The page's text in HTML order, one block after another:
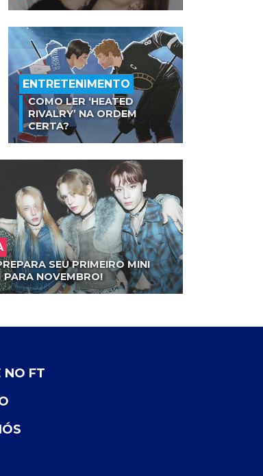
ENTRETENIMENTO
COMO LER ‘HEATED
RIVALRY’ NA ORDEM
CERTA?
SEU PRIMEIRO MINI
PARA NOVEMBRO!
NO FT